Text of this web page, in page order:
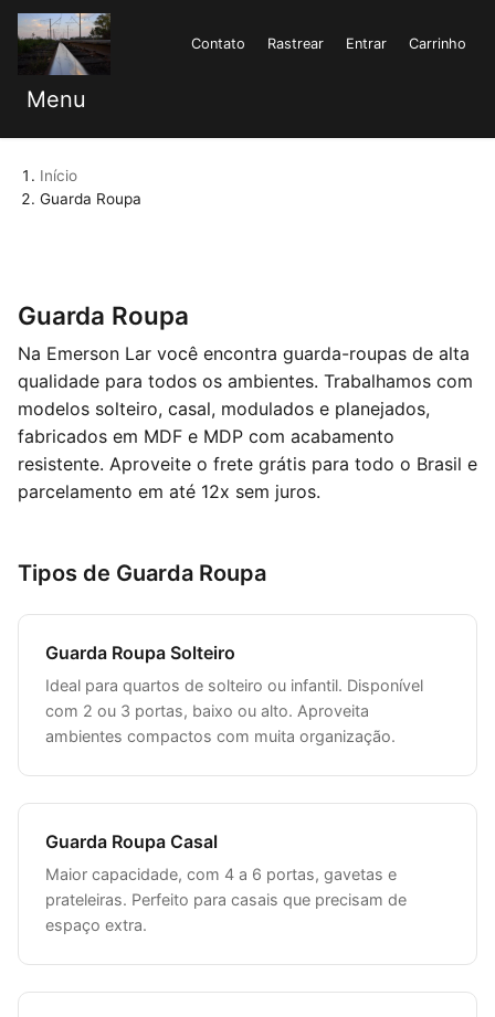
Contato Rastrear Entrar Carrinho
Menu
Início
Guarda Roupa
Guarda Roupa
Na Emerson Lar você encontra guarda-roupas de alta
qualidade para todos os ambientes. Trabalhamos com
modelos solteiro, casal, modulados e planejados,
fabricados em MDF e MDP com acabamento
resistente. Aproveite o frete grátis para todo o Brasil e
parcelamento em até 12x sem juros.
Tipos de Guarda Roupa
Guarda Roupa Solteiro
Ideal para quartos de solteiro ou infantil. Disponível
com 2 ou 3 portas, baixo ou alto. Aproveita
ambientes compactos com muita organização.
Guarda Roupa Casal
Maior capacidade, com 4 a 6 portas, gavetas e
prateleiras. Perfeito para casais que precisam de
espaço extra.